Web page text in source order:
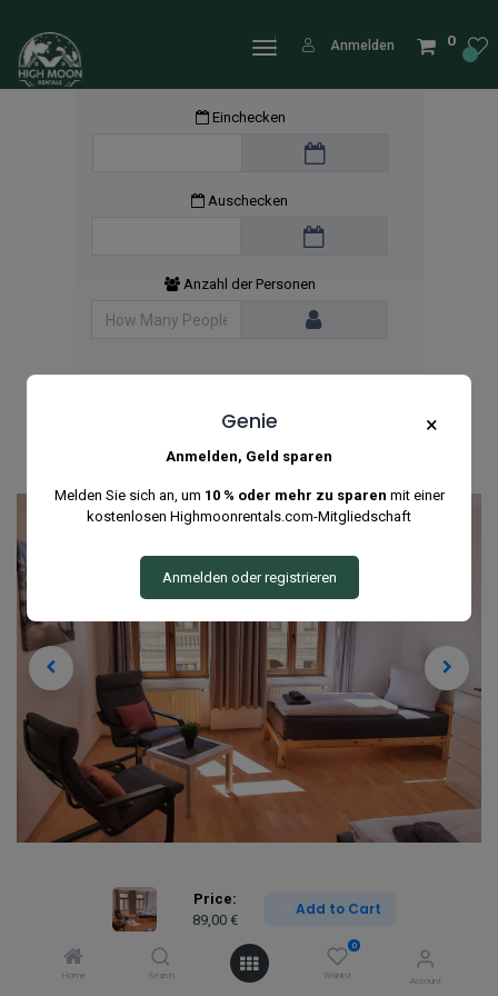
Price:
89,00€
Add to Cart
Home Search
0
Wishlist
Account
0
Anmelden
Einchecken
Auschecken
Anzahl der Personen
Genie ×
Anmelden, Geld sparen
Melden Sie sich an, um 10 % oder mehr zu sparen mit einer
kostenlosen Highmoonrentals.com-Mitgliedschaft
Anmelden oder registrieren